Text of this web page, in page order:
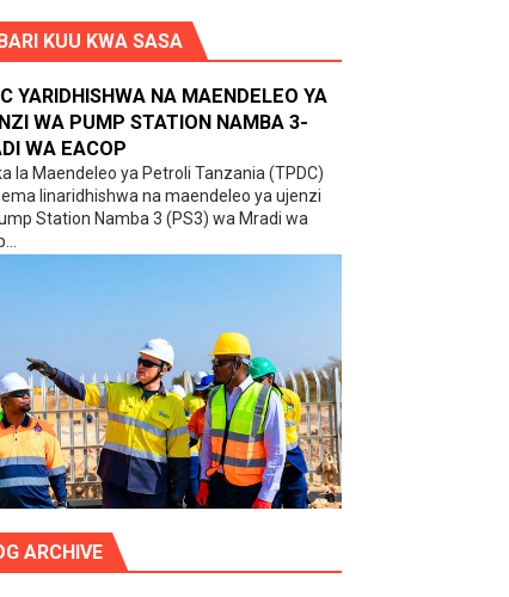
KUU KWA SASA
YARIDHISHWA NA MAENDELEO YA
WA PUMP STATION NAMBA 3-
WA EACOP
la Maendeleo ya Petroli Tanzania (TPDC)
linaridhishwa na maendeleo ya ujenzi
Station Namba 3 (PS3) wa Mradi wa
ARCHIVE